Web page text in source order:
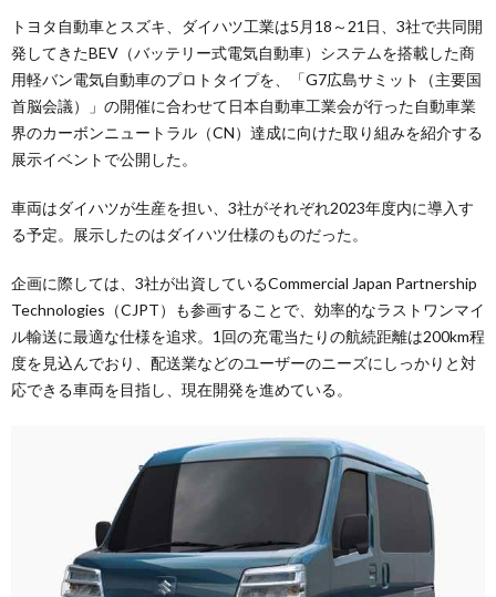
トヨタ自動車とスズキ、ダイハツ工業は5月18～21日、3社で共同開
発してきたBEV（バッテリー式電気自動車）システムを搭載した商
用軽バン電気自動車のプロトタイプを、「G7広島サミット（主要国
首脳会議）」の開催に合わせて日本自動車工業会が行った自動車業
界のカーボンニュートラル（CN）達成に向けた取り組みを紹介する
展示イベントで公開した。
車両はダイハツが生産を担い、3社がそれぞれ2023年度内に導入す
る予定。展示したのはダイハツ仕様のものだった。
企画に際しては、3社が出資しているCommercial Japan Partnership
Technologies（CJPT）も参画することで、効率的なラストワンマイ
ル輸送に最適な仕様を追求。1回の充電当たりの航続距離は200km程
度を見込んでおり、配送業などのユーザーのニーズにしっかりと対
応できる車両を目指し、現在開発を進めている。